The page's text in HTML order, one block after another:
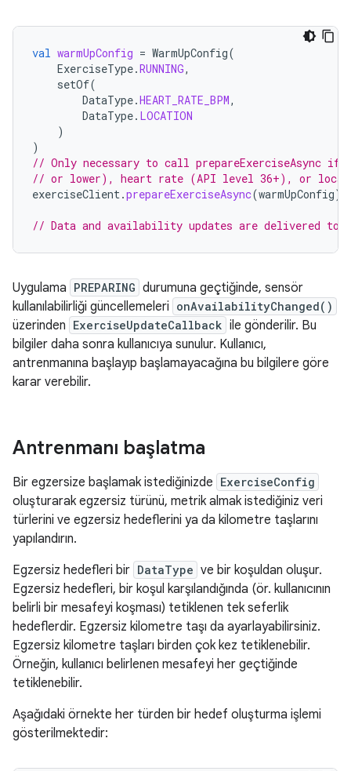
val warmUpConfig = WarmUpConfig(
ExerciseType.RUNNING,
setOf(
DataType.HEART_RATE_BPM,
DataType. LOCATION
)
)
// Only necessary to call prepareExerciseAsync if
// or lower), heart rate (API level 36+), or
exerciseClient.prepareExerciseAsync(warmUpConfig).
// Data and availability updates are delivered to
Uygulama PREPARING durumuna geçtiğinde, sensör
kullanılabilirliği güncellemeleri onAvailabilityChanged()
üzerinden ExerciseUpdateCallback ile gönderilir. Bu
bilgiler daha sonra kullanıcıya sunulur. Kullanıcı,
antrenmanına başlayıp başlamayacağına bu bilgilere göre
karar verebilir.
Antrenmanı başlatma
Bir egzersize başlamak istediğinizde ExerciseConfig
oluşturarak egzersiz türünü, metrik almak istediğiniz veri
türlerini ve egzersiz hedeflerini ya da kilometre taşlarını
yapılandırın.
Egzersiz hedefleri bir DataType ve bir koşuldan oluşur.
Egzersiz hedefleri, bir koşul karşılandığında (ör. kullanıcının
belirli bir mesafeyi koşması) tetiklenen tek seferlik
hedeflerdir. Egzersiz kilometre taşı da ayarlayabilirsiniz.
Egzersiz kilometre taşları birden çok kez tetiklenebilir.
Örneğin, kullanıcı belirlenen mesafeyi her geçtiğinde
tetiklenebilir.
Aşağıdaki örnekte her türden bir hedef oluşturma işlemi
gösterilmektedir: